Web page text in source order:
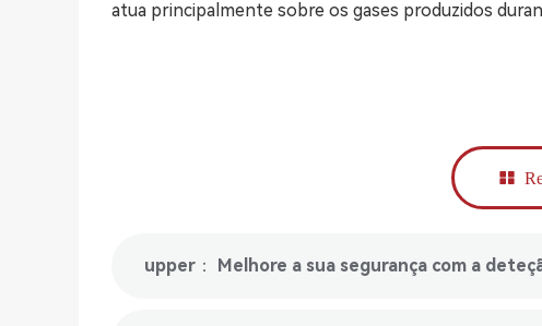
atua principalmente sobre os gases produzidos
upper： Melhore a sua segurança com a